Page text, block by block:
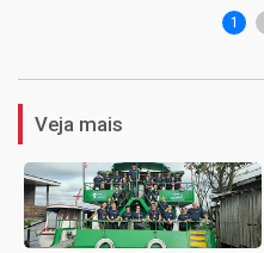
1
Veja mais